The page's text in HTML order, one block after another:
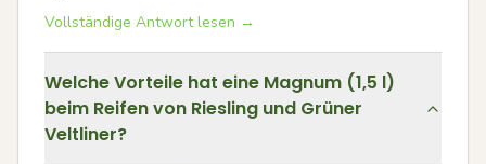
Vollständige Antwort lesen →
Welche Vorteile hat eine Magnum (1,5 l)
beim Reifen von Riesling und Grüner
Veltliner?